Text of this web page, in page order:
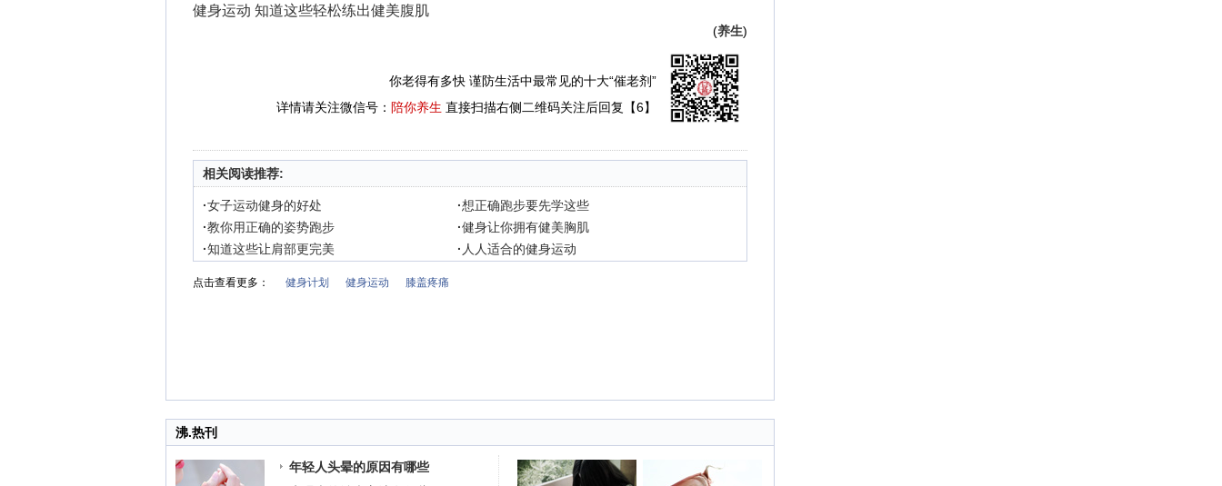
健身运动 知道这些轻松练出健美腹肌
(养生)
你老得有多快 谨防生活中最常见的十大“催老剂”
详情请关注微信号： 陪你养生 直接扫描右侧二维码关注后回复【6】
相关阅读推荐:
·女子运动健身的好处 ·想正确跑步要先学这些
·教你用正确的姿势跑步 ·健身让你拥有健美胸肌
·知道这些让肩部更完美 · 人人适合的健身运动
点击查看更多： 健身计划 健身运动 膝盖疼痛
沸.热刊
年轻人头晕的原因有哪些